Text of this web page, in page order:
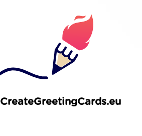
CreateGreetingCards.eu